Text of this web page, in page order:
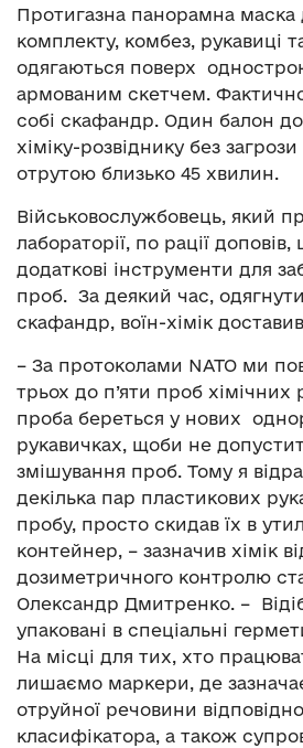
Протигазна панорамна маска
комплекту, комбез, рукавиці
одягаються поверх
армованим скетчем.
собі скафандр. Один балон
хіміку-розвіднику без
отрутою близько 45 хвилин.
Військовослужбовець, який
лабораторії, по рації
додаткові інструменти для
проб. За деякий час,
скафандр, воїн-хімік
– За протоколами NATO ми
трьох до п’яти проб
проба береться у нових
рукавичках, щоби не
змішування проб. Тому я
декілька пар пластикових
пробу, просто скидав їх в
контейнер, – зазначив хімік
дозиметричного контролю
Олександр Дмитренко. –
упаковані в спеціальні
На місці для тих, хто
лишаємо маркери, де
отруйної речовини
класифікатора, а також